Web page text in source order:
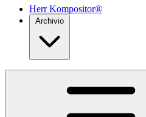
Herr Kompositor®
Archivio